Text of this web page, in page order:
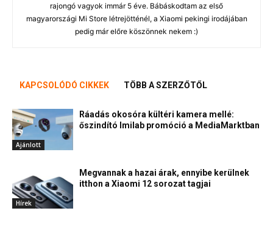
rajongó vagyok immár 5 éve. Bábáskodtam az első
magyarországi Mi Store létrejötténél, a Xiaomi pekingi irodájában
pedig már előre köszönnek nekem :)
KAPCSOLÓDÓ CIKKEK TÖBB A SZERZŐTŐL
Ajánlott
Ráadás okosóra kültéri kamera mellé:
őszindító Imilab promóció a MediaMarktban
Hírek
Megvannak a hazai árak, ennyibe kerülnek
itthon a Xiaomi 12 sorozat tagjai